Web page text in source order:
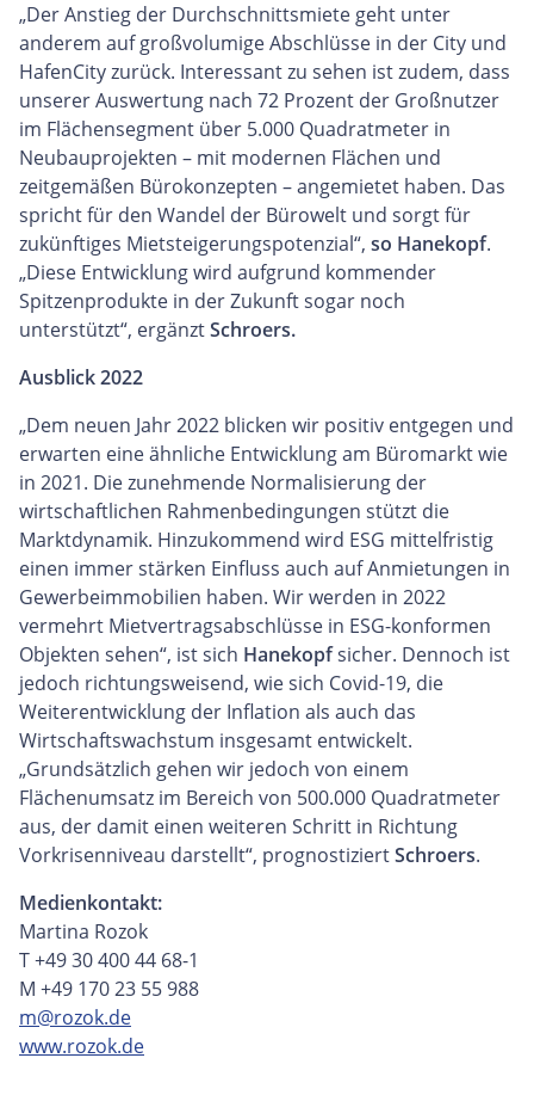
„Der Anstieg der Durchschnittsmiete geht unter
anderem auf großvolumige Abschlüsse in der City und
HafenCity zurück. Interessant zu sehen ist zudem, dass
unserer Auswertung nach 72 Prozent der Großnutzer
im Flächensegment über 5.000 Quadratmeter in
Neubauprojekten – mit modernen Flächen und
zeitgemäßen Bürokonzepten – angemietet haben. Das
spricht für den Wandel der Bürowelt und sorgt für
zukünftiges Mietsteigerungspotenzial“, so Hanekopf.
„Diese Entwicklung wird aufgrund kommender
Spitzenprodukte in der Zukunft sogar noch
unterstützt“, ergänztSchroers.
Ausblick 2022
„Dem neuen Jahr 2022 blicken wir positiv entgegen und
erwarten eine ähnliche Entwicklung am Büromarkt wie
in 2021. Die zunehmende Normalisierung der
wirtschaftlichen Rahmenbedingungen stützt die
Marktdynamik. Hinzukommend wird ESG mittelfristig
einen immer stärken Einfluss auch auf Anmietungen in
Gewerbeimmobilien haben. Wir werden in 2022
vermehrt Mietvertragsabschlüsse in ESG-konformen
Objekten sehen“, ist sich Hanekopfsicher. Dennoch ist
jedoch richtungsweisend, wie sich Covid-19, die
Weiterentwicklung der Inflation als auch das
Wirtschaftswachstum insgesamt entwickelt.
„Grundsätzlich gehen wir jedoch von einem
Flächenumsatz im Bereich von 500.000 Quadratmeter
aus, der damit einen weiteren Schritt in Richtung
Vorkrisenniveau darstellt“, prognostiziertSchroers.
Medienkontakt:
Martina Rozok
T +49 30 400 44 68-1
M +49 170 23 55 988
m@rozok.de
www.rozok.de